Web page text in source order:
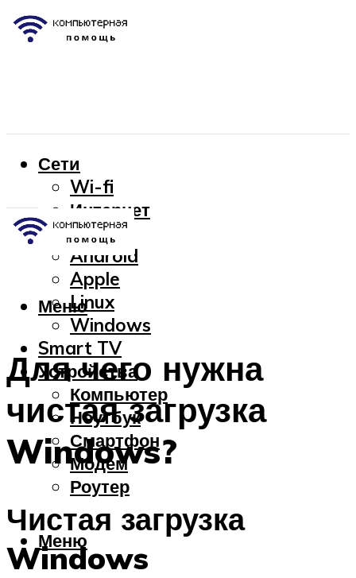
Сети
Wi-fi
Интернет
OC
Android
Apple
Linux
Windows
Smart TV
Устройства
Компьютер
Ноутбук
Смартфон
Модем
Роутер
Меню
Меню
Для чего нужна
чистая загрузка
Windows?
Чистая загрузка
Windows